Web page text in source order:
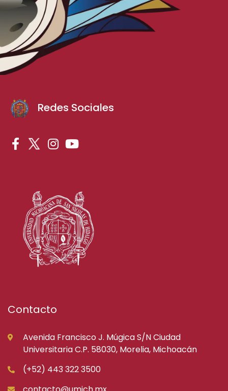
Redes Sociales
Contacto
Avenida Francisco J. Múgica S/N Ciudad
Universitaria C.P. 58030, Morelia, Michoacán
(+52) 443 322 3500